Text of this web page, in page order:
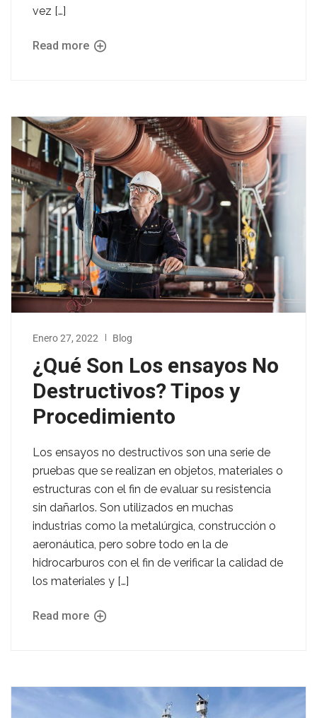
vez […]
Read more
Enero 27, 2022 Blog
¿Qué Son Los ensayos No
Destructivos? Tipos y
Procedimiento
Los ensayos no destructivos son una serie de
pruebas que se realizan en objetos, materiales o
estructuras con el fin de evaluar su resistencia
sin dañarlos. Son utilizados en muchas
industrias como la metalúrgica, construcción o
aeronáutica, pero sobre todo en la de
hidrocarburos con el fin de verificar la calidad de
los materiales y […]
Read more